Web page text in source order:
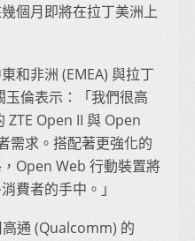
個月即將在拉丁美洲上
和非洲 (EMEA) 與拉丁
玉倫表示：「我們很高
ZTE Open II 與 Open
需求。搭配著更強化的
Open Web 行動裝置將
費者的手中。」
通 (Qualcomm) 的